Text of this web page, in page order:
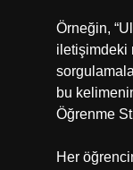
Örneğin,
iletişimdeki
bu
Öğrenme
Her